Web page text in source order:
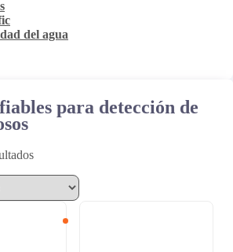
del agua
para detección de